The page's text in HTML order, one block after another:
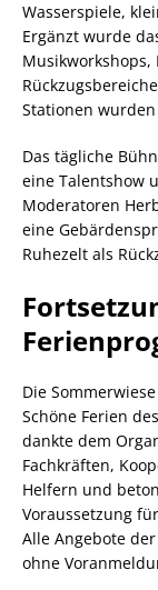
Wasserspiele,
Ergänzt wurde
Stationen
Das tägliche
eine Talentshow
Moderatoren
eine
Ruhezelt als
Die
Schöne Ferien
dankte dem
Fachkräften,
Helfern und
Voraussetzung
Alle Angebote
ohne